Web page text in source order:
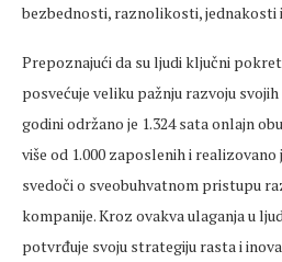
bezbednosti, raznolikosti, jednakosti
Prepoznajući da su ljudi ključni
posvećuje veliku pažnju razvoju svojih
godini održano je 1.324 sata onlajn
više od 1.000 zaposlenih i realizovano
svedoči o sveobuhvatnom pristupu
kompanije. Kroz ovakva ulaganja u
potvrđuje svoju strategiju rasta i